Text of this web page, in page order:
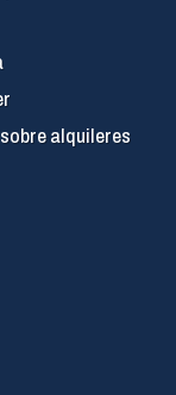
alquileres